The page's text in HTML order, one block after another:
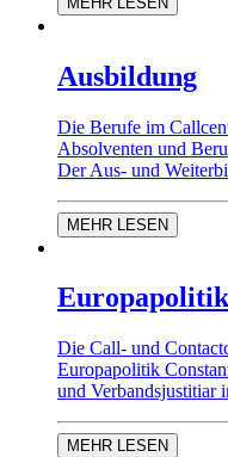
Ausbildung
Die Berufe im
Absolventen und
Der Aus- und
MEHR LESEN
Europapolitik
Die Call- und
Europapolitik
und
MEHR LESEN